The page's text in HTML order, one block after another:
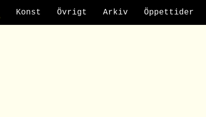
Konst Övrigt Arkiv Öppettider